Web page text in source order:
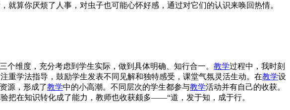
算你厌烦了人事，对虫子也可能心怀好感，通过对它们的认识来唤回热情。
个维度，充分考虑到学生实际，做到具体明确、知行合一。 教学过程中，我时刻
重学法指导，鼓励学生发表不同见解和独特感受，课堂气氛灵活生动。在教学设
源，形成了教学中的小高潮。不同层次的学生都参与教学活动并有自己的收获。
把在知识转化成了能力，教师也收获颇多——“道，发于知，成于行。